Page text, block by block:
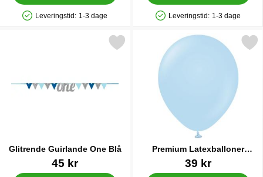
Produkttilgængelighed: På lager
Leveringstid: 1-3 dage
Produkttilgængelighed: På lager
Leveringstid: 1-3 dage
Glitrende Guirlande One Blå
Varenr 3388945 kr
Markér glitrende Guirlande One Blå som favorit
Premium Latexballoner
Macaron Blue 25-pak
Varenr 4485039 kr
Markér premium Latexballoner